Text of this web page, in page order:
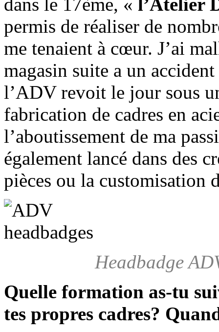
permis de réaliser de
me tenaient à cœur. J’ai
magasin suite a un
l’ADV revoit le jour sous
fabrication de cadres en
l’aboutissement de ma
également lancé dans des
pièces ou la customisation
Headbadge
Quelle formation as-tu
tes propres cadres?